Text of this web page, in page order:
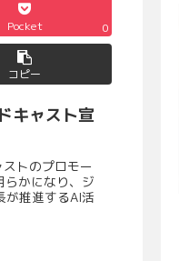
Pocket 0
コピー
キャスト宣
トのプロモー
らかになり、ジ
が推進するAI活